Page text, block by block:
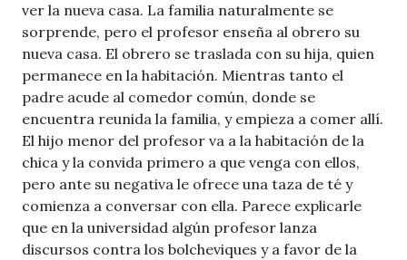
ver la nueva casa. La familia naturalmente se
sorprende, pero el profesor enseña al obrero su
nueva casa. El obrero se traslada con su hija, quien
permanece en la habitación. Mientras tanto el
padre acude al comedor común, donde se
encuentra reunida la familia, y empieza a comer allí.
El hijo menor del profesor va a la habitación de la
chica y la convida primero a que venga con ellos,
pero ante su negativa le ofrece una taza de té y
comienza a conversar con ella. Parece explicarle
que en la universidad algún profesor lanza
discursos contra los bolcheviques y a favor de la